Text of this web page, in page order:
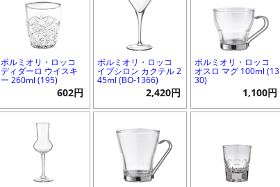
ボルミオリ・ロッコ
ディダーロ ウイスキ
ー 260ml (195)
602円
ボルミオリ・ロッコ
イプシロン カクテル 2
45ml (BO-1366)
2,420円
ボルミオリ・ロッコ
オスロ マグ 100ml (13
30)
1,100円